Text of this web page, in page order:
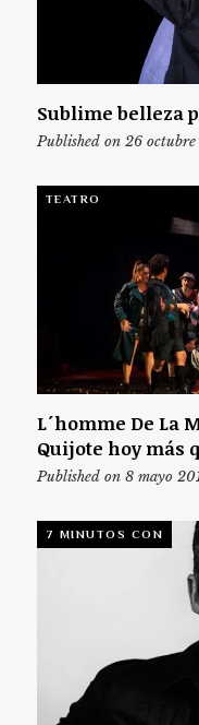
Sublime belleza
Published on 26
TEATRO
L´homme De La
Quijote hoy más
Published on 8 mayo
7 MINUTOS CON